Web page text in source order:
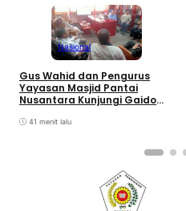
Nasional
Gus Wahid dan Pengurus
Yayasan Masjid Pantai
Nusantara Kunjungi Gaido
Pengembangan Ekonomi
41 menit lalu